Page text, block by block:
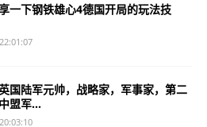
一下钢铁雄心4德国开局的玩法技
国陆军元帅，战略家，军事家，第二
盟军...